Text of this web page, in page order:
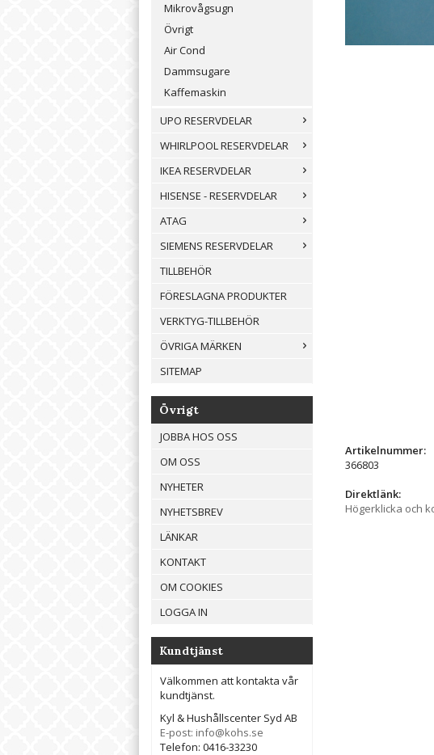
Mikrovågsugn
Övrigt
Air Cond
Dammsugare
Kaffemaskin
UPO RESERVDELAR
WHIRLPOOL RESERVDELAR
IKEA RESERVDELAR
HISENSE - RESERVDELAR
ATAG
SIEMENS RESERVDELAR
TILLBEHÖR
FÖRESLAGNA PRODUKTER
VERKTYG-TILLBEHÖR
ÖVRIGA MÄRKEN
SITEMAP
Övrigt
JOBBA HOS OSS
OM OSS
NYHETER
NYHETSBREV
LÄNKAR
KONTAKT
OM COOKIES
LOGGA IN
Kundtjänst
Välkommen att kontakta vår
kundtjänst.
Kyl & Hushållscenter Syd AB
E-post: info@kohs.se
Telefon: 0416-33230
Artikelnummer:
366803
Direktlänk:
Högerklicka och